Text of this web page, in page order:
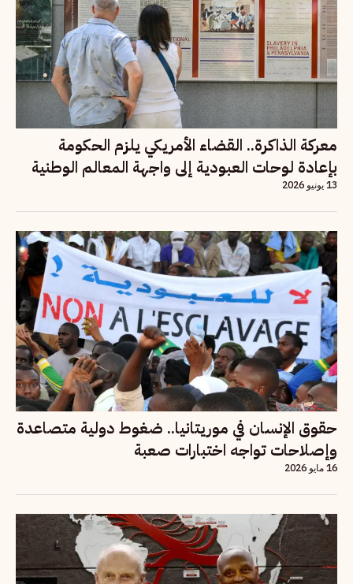
معركة الذاكرة.. القضاء الأمريكي يلزم الحكومة
بإعادة لوحات العبودية إلى واجهة المعالم الوطنية
13 يونيو 2026
حقوق الإنسان في موريتانيا.. ضغوط دولية متصاعدة
وإصلاحات تواجه اختبارات صعبة
16 مايو 2026